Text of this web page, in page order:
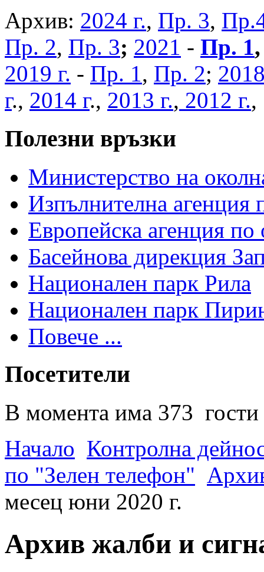
Архив: 2024 г., Пр. 3,
Пр. 2, Пр. 3; 2021 - Пр. 1
2019 г. - Пр. 1, Пр. 2;
г., 2014 г., 2013 г., 2012 г.
Полезни връзки
Министерство на
Изпълнителна агенция
Европейска агенция по
Басейнова дирекция
Национален парк Рила
Национален парк
Повече ...
Посетители
В момента има 373 гости
Начало Контролна
по "Зелен телефон"
месец юни 2020 г.
Архив жалби и